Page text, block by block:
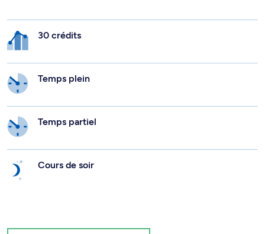
30 crédits
Temps plein
Temps partiel
Cours de soir